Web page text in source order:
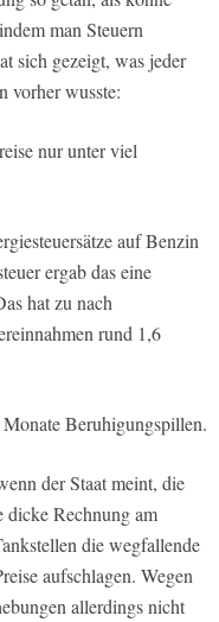
man Steuern
sich gezeigt, was jeder
vorher wusste:
nur unter viel
auf Benzin
ergab das eine
hat zu nach
rund 1,6
Beruhigungspillen.
der Staat meint, die
Rechnung am
die wegfallende
aufschlagen. Wegen
allerdings nicht